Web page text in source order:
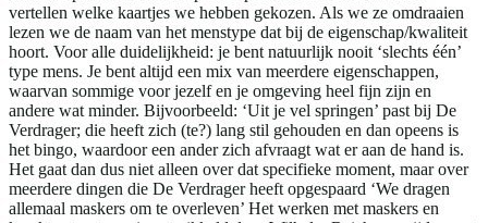
vertellen welke kaartjes we hebben gekozen. Als we ze omdraaien
lezen we de naam van het menstype dat bij de eigenschap/kwaliteit
hoort. Voor alle duidelijkheid: je bent natuurlijk nooit ‘slechts één’
type mens. Je bent altijd een mix van meerdere eigenschappen,
waarvan sommige voor jezelf en je omgeving heel fijn zijn en
andere wat minder. Bijvoorbeeld: ‘Uit je vel springen’ past bij De
Verdrager; die heeft zich (te?) lang stil gehouden en dan opeens is
het bingo, waardoor een ander zich afvraagt wat er aan de hand is.
Het gaat dan dus niet alleen over dat specifieke moment, maar over
meerdere dingen die De Verdrager heeft opgespaard ‘We dragen
allemaal maskers om te overleven’ Het werken met maskers en